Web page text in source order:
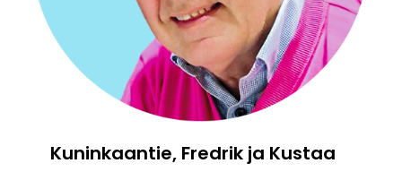
Kuninkaantie, Fredrik ja Kustaa